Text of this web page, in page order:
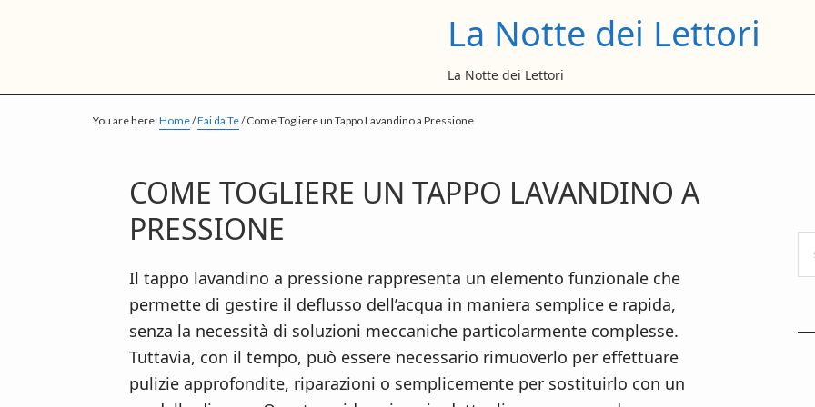
p
p
p
La Notte dei Lettori
La Notte dei Lettori
You are here:Home/Fai da Te/Come Togliere un Tappo Lavandino a Pressione​
COME TOGLIERE UN TAPPO LAVANDINO A
PRESSIONE​
Il tappo lavandino a pressione rappresenta un elemento funzionale che
permette di gestire il deflusso dell’acqua in maniera semplice e rapida,
senza la necessità di soluzioni meccaniche particolarmente complesse.
Tuttavia, con il tempo, può essere necessario rimuoverlo per effettuare
pulizie approfondite, riparazioni o semplicemente per sostituirlo con un